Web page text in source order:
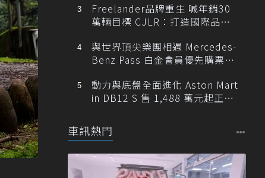
Freelander品牌重生 喊年銷30
萬輛目標 CJLR：打造國際品牌
與世界頂尖樂團相遇 Mercedes-
Benz Pass 白金會員優先購票維
動力與底盤全面進化 Aston Mart
in DB12 S 售 1,488 萬元起正式
車訊熱門